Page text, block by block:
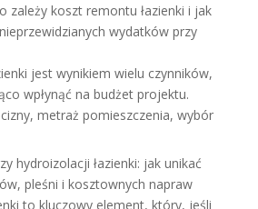
zależy koszt remontu łazienki i jak
wydatków przy
jest wynikiem wielu czynników,
wpłynąć na budżet projektu.
metraż pomieszczenia, wybór
hydroizolacji łazienki: jak unikać
pleśni i kosztownych napraw
to kluczowy element, który, jeśli